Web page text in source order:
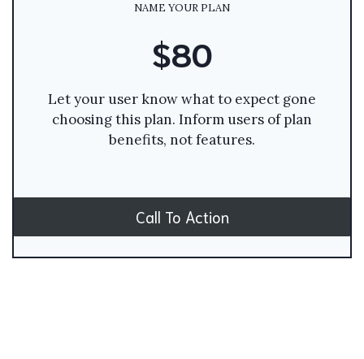
NAME YOUR PLAN
$80
Let your user know what to expect gone
choosing this plan. Inform users of plan
benefits, not features.
Call To Action